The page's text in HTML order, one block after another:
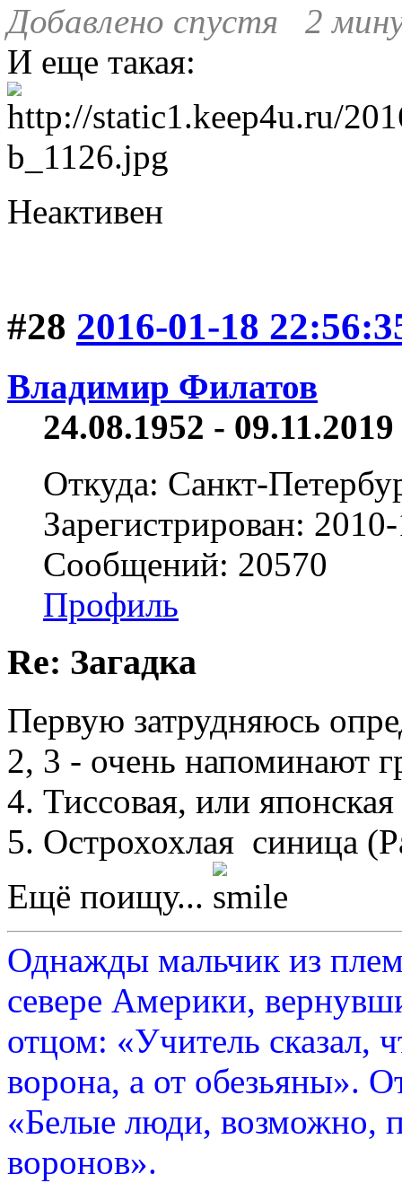
Добавлено спустя 2
И еще такая:
Неактивен
#28 2016-01-18
Владимир Филатов
24.08.1952 -
Откуда: Санкт-
Зарегистрирован:
Сообщений: 20570
Профиль
Re: Загадка
Первую затрудняюсь
2, 3 - очень напоминают
4. Тиссовая, или
5. Острохохлая синица
Ещё поищу...
Однажды мальчик из
севере Америки,
отцом: «Учитель сказал,
ворона, а от обезьяны».
«Белые люди, возможно,
воронов».